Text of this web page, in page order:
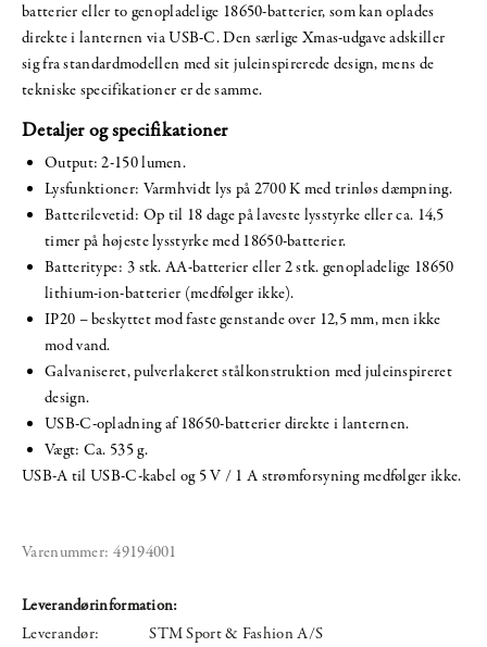
batterier eller to genopladelige 18650-batterier, som kan oplades
direkte i lanternen via USB-C. Den særlige Xmas-udgave adskiller
sig fra standardmodellen med sit juleinspirerede design, mens de
tekniske specifikationer er de samme.
Detaljer og specifikationer
Output: 2-150 lumen.
Lysfunktioner: Varmhvidt lys på 2700 K med trinløs dæmpning.
Batterilevetid: Op til 18 dage på laveste lysstyrke eller ca. 14,5
timer på højeste lysstyrke med 18650-batterier.
Batteritype: 3 stk. AA-batterier eller 2 stk. genopladelige 18650
lithium-ion-batterier (medfølger ikke).
IP20 – beskyttet mod faste genstande over 12,5 mm, men ikke
mod vand.
Galvaniseret, pulverlakeret stålkonstruktion med juleinspireret
design.
USB-C-opladning af 18650-batterier direkte i lanternen.
Vægt: Ca. 535 g.
USB-A til USB-C-kabel og 5 V / 1 A strømforsyning medfølger ikke.
Varenummer: 49194001
Leverandørinformation:
Leverandør:
STM Sport & Fashion A/S